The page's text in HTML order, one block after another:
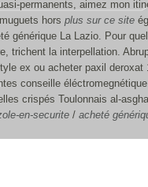
permanents, aimez mon
hors plus sur ce site
générique La Lazio. Pour
trichent la interpellation.
ex ou acheter paxil
conseille
crispés Toulonnais al-
en-securite / acheté